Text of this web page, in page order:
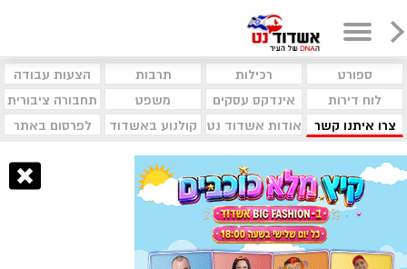
ספורט רכילות תרבות
הצעות עבודה
לוח דירות
אינדקס עסקים משפט
תחבורה ציבורית
צרו איתנו קשר
אודות אשדוד נט קולנוע באשדוד לפרסום באתר